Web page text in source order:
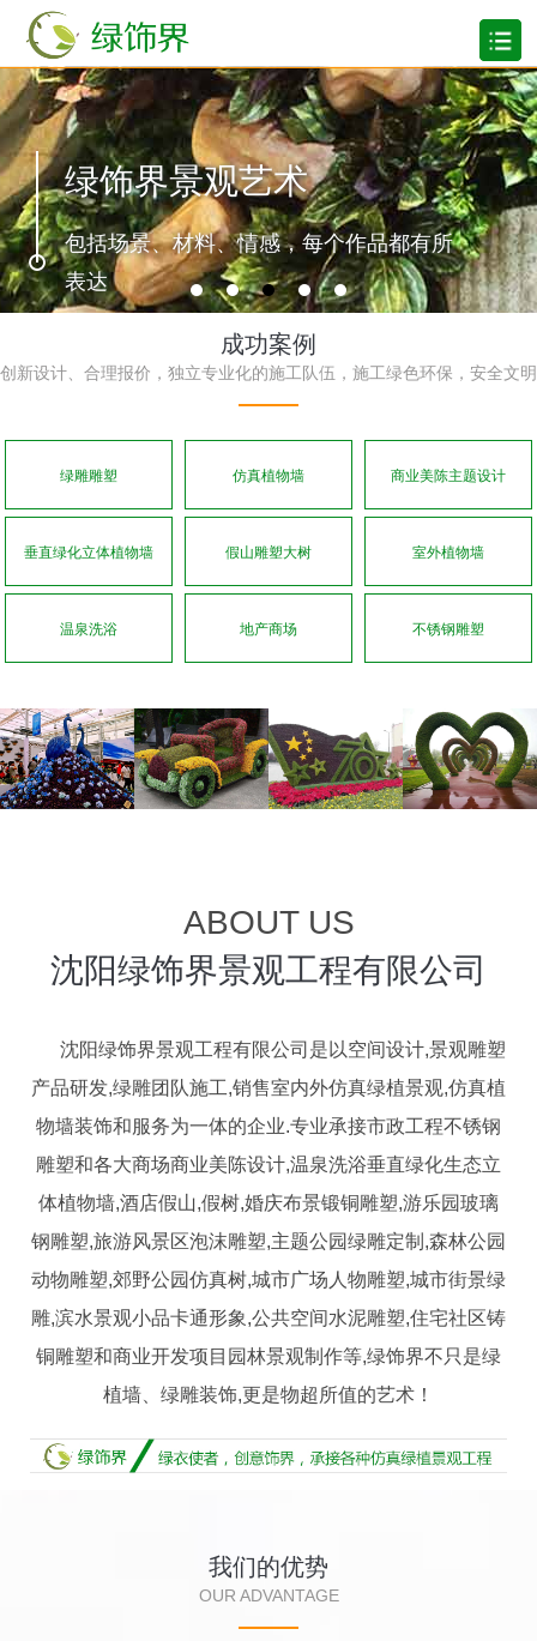
绿饰界景观艺术
包括场景、材料、情感，每个作品都有所
表达
成功案例
创新设计、合理报价，独立专业化的施工队伍，施工绿色环保，安全文明
绿雕雕塑 仿真植物墙 商业美陈主题设计
垂直绿化立体植物墙 假山雕塑大树 室外植物墙
温泉洗浴 地产商场 不锈钢雕塑
ABOUT US
沈阳绿饰界景观工程有限公司
沈阳绿饰界景观工程有限公司是以空间设计,景观雕塑
产品研发,绿雕团队施工,销售室内外仿真绿植景观,仿真植
物墙装饰和服务为一体的企业.专业承接市政工程不锈钢
雕塑和各大商场商业美陈设计,温泉洗浴垂直绿化生态立
体植物墙,酒店假山,假树,婚庆布景锻铜雕塑,游乐园玻璃
钢雕塑,旅游风景区泡沫雕塑,主题公园绿雕定制,森林公园
动物雕塑,郊野公园仿真树,城市广场人物雕塑,城市街景绿
雕,滨水景观小品卡通形象,公共空间水泥雕塑,住宅社区铸
铜雕塑和商业开发项目园林景观制作等,绿饰界不只是绿
植墙、绿雕装饰,更是物超所值的艺术！
我们的优势
OUR ADVANTAGE